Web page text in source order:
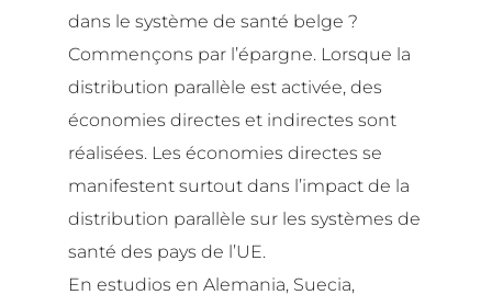
dans le système de santé belge ?
Commençons par l’épargne. Lorsque la
distribution parallèle est activée, des
économies directes et indirectes sont
réalisées. Les économies directes se
manifestent surtout dans l’impact de la
distribution parallèle sur les systèmes de
santé des pays de l’UE.
En estudios en Alemania, Suecia,